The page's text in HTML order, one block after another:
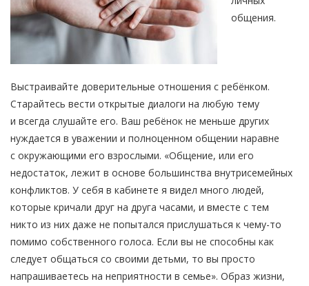
общения.
Выстраивайте доверительные отношения с ребёнком.
Старайтесь вести открытые диалоги на любую тему
и всегда слушайте его. Ваш ребёнок не меньше других
нуждается в уважении и полноценном общении наравне
с окружающими его взрослыми. «Общение, или его
недостаток, лежит в основе большинства внутрисемейных
конфликтов. У себя в кабинете я видел много людей,
которые кричали друг на друга часами, и вместе с тем
никто из них даже не попытался прислушаться к чему-то
помимо собственного голоса. Если вы не способны как
следует общаться со своими детьми, то вы просто
напрашиваетесь на неприятности в семье». Образ жизни,